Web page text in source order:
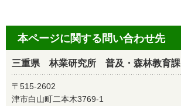
本ページに関する問い合わせ先
三重県 林業研究所 普及・森林教育課
〒515-2602
津市白山町二本木3769-1